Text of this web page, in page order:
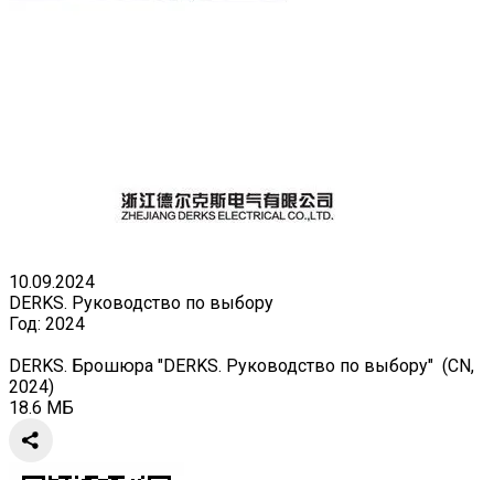
10.09.2024
DERKS. Руководство по выбору
Год: 2024
DERKS. Брошюра "DERKS. Руководство по выбору" (CN,
2024)
18.6 МБ